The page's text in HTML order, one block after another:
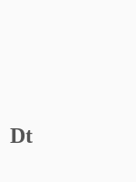
Dt